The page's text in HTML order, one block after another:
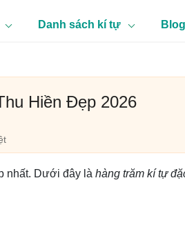
Danh sách kí tự Blog
Hiền Đẹp 2026
nhất. Dưới đây là hàng trăm kí tự